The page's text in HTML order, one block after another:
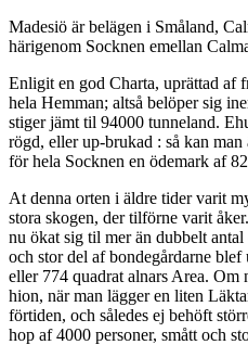
Madesiö är belägen i Småland,
härigenom Socknen emellan
Enligit en god Charta, uprättad af
hela Hemman; altså belöper sig
stiger jämt til 94000 tunneland.
rögd, eller up-brukad : så kan
för hela Socknen en ödemark af
At denna orten i äldre tider varit
stora skogen, der tilförne varit
nu ökat sig til mer än dubbelt
och stor del af bondegårdarne
eller 774 quadrat alnars Area. Om
hion, när man lägger en liten
förtiden, och således ej behöft
hop af 4000 personer, smått och